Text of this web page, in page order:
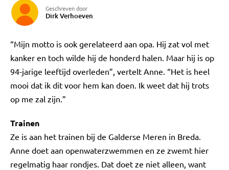
Geschreven door
Dirk Verhoeven
“Mijn motto is ook gerelateerd aan opa. Hij zat vol met
kanker en toch wilde hij de honderd halen. Maar hij is op
94-jarige leeftijd overleden”, vertelt Anne. “Het is heel
mooi dat ik dit voor hem kan doen. Ik weet dat hij trots
op me zal zijn.”
Trainen
Ze is aan het trainen bij de Galderse Meren in Breda.
Anne doet aan openwaterzwemmen en ze zwemt hier
regelmatig haar rondjes. Dat doet ze niet alleen, want